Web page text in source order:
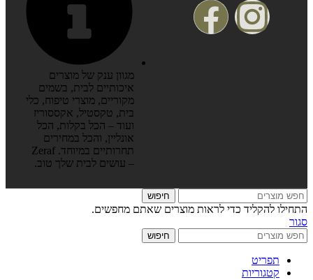
מגוון ענק של מוצרים
איכותיים לבית, בשמים
מקוריים, מוצרי טיפוח, כלי
בית, טקסטיל, אקססוריז
ועוד – הכל בקלות, הכל
אונליין, והכל במחירים
תחרותיים במיוחד. Zeraf
– עושים לבית שלך טוב.
חיפוש
התחילו להקליד כדי לראות מוצרים שאתם מחפשים.
סגור
חיפוש
תפריט
קטגוריות